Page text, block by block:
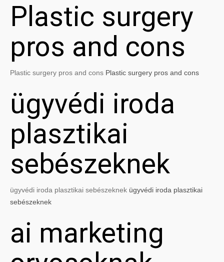
Plastic surgery
pros and cons
Plastic surgery pros and cons Plastic surgery pros and cons
ügyvédi iroda
plasztikai
sebészeknek
ügyvédi iroda plasztikai sebészeknek ügyvédi iroda plasztikai
sebészeknek
ai marketing